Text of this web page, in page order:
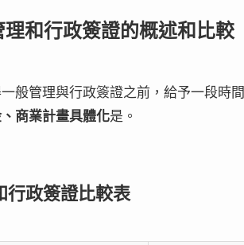
和行政簽證的概述和比較
般管理與行政簽證之前，給予一段時
商業計畫具體化是。
行政簽證比較表